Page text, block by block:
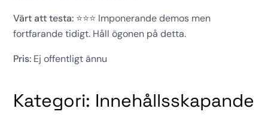
Värt att testa: ⭐⭐⭐ Imponerande demos men
fortfarande tidigt. Håll ögonen på detta.
Pris: Ej offentligt ännu
Kategori: Innehållsskapande